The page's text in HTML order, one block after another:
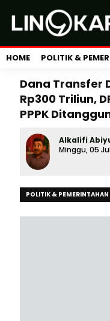
HOME POLITIK &
Dana Transfer
Rp300 Triliun,
PPPK
Alkalifi
Minggu, 05
POLITIK & PEMERINTAHAN